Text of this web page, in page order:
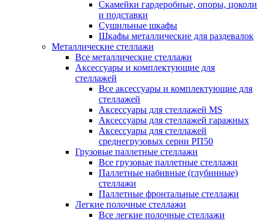
Скамейки гардеробные, опоры, цоколи
и подставки
Сушильные шкафы
Шкафы металлические для раздевалок
Металлические стеллажи
Все металлические стеллажи
Аксессуары и комплектующие для
стеллажей
Все аксессуары и комплектующие для
стеллажей
Аксессуары для стеллажей MS
Аксессуары для стеллажей гаражных
Аксессуары для стеллажей
среднегрузовых серии РП50
Грузовые паллетные стеллажи
Все грузовые паллетные стеллажи
Паллетные набивные (глубинные)
стеллажи
Паллетные фронтальные стеллажи
Легкие полочные стеллажи
Все легкие полочные стеллажи